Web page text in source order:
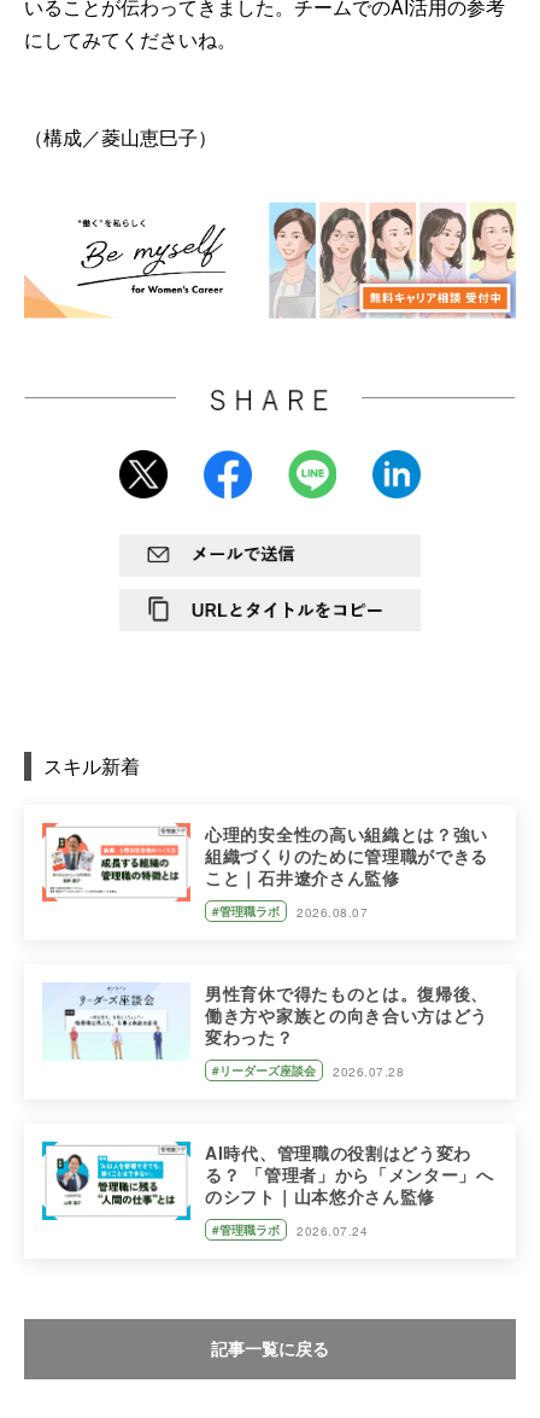
いることが伝わってきました。チームでのAI活用の参考
にしてみてくださいね。
（構成／菱山恵巳子）
スキル新着
心理的安全性の高い組織とは？強い
組織づくりのために管理職ができる
こと｜石井遼介さん監修
#管理職ラボ 2026.08.07
男性育休で得たものとは。復帰後、
働き方や家族との向き合い方はどう
変わった？
#リーダーズ座談会 2026.07.28
AI時代、管理職の役割はどう変わ
る？ 「管理者」から「メンター」へ
のシフト｜山本悠介さん監修
#管理職ラボ 2026.07.24
記事一覧に戻る